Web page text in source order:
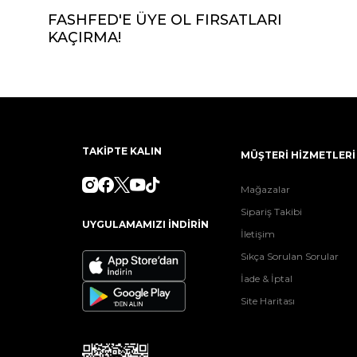
FASHFED'E ÜYE OL FIRSATLARI
KAÇIRMA!
TAKİPTE KALIN
UYGULAMAMIZI İNDİRİN
MÜŞTERİ HİZMETLERİ
Mağazalar
Sipariş Takibi
İletişim
Sıkça Sorulan Sorular
İade & İptal
Site Haritası